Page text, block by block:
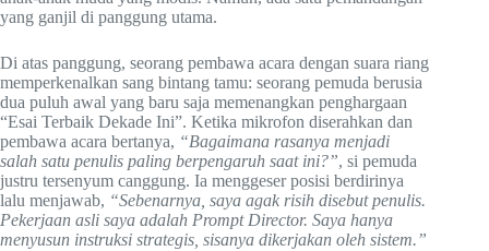
yang ganjil di panggung utama.
Di atas panggung, seorang pembawa acara dengan suara riang
memperkenalkan sang bintang tamu: seorang pemuda berusia
dua puluh awal yang baru saja memenangkan penghargaan
“Esai Terbaik Dekade Ini”. Ketika mikrofon diserahkan dan
pembawa acara bertanya, “Bagaimana rasanya menjadi
salah satu penulis paling berpengaruh saat ini?”, si pemuda
justru tersenyum canggung. Ia menggeser posisi berdirinya
lalu menjawab, “Sebenarnya, saya agak risih disebut penulis.
Pekerjaan asli saya adalah Prompt Director. Saya hanya
menyusun instruksi strategis, sisanya dikerjakan oleh sistem.”